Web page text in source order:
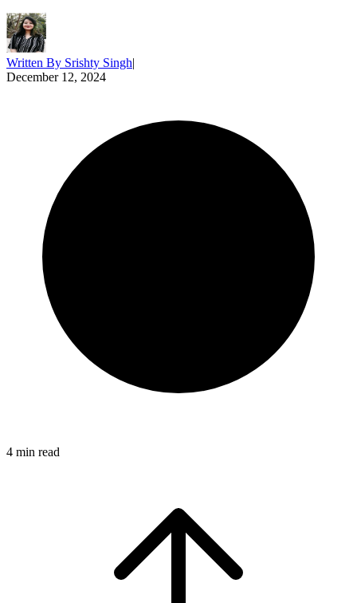
Written By Srishty Singh|
December 12, 2024
4 min read